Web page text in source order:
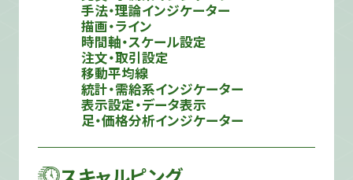
手法・理論インジケーター
描画・ライン
時間軸・スケール設定
注文・取引設定
移動平均線
統計・需給系インジケーター
表示設定・データ表示
足・価格分析インジケーター